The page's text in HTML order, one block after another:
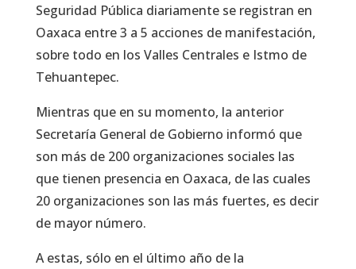
Seguridad Pública diariamente se registran en
Oaxaca entre 3 a 5 acciones de manifestación,
sobre todo en los Valles Centrales e Istmo de
Tehuantepec.
Mientras que en su momento, la anterior
Secretaría General de Gobierno informó que
son más de 200 organizaciones sociales las
que tienen presencia en Oaxaca, de las cuales
20 organizaciones son las más fuertes, es decir
de mayor número.
A estas, sólo en el último año de la